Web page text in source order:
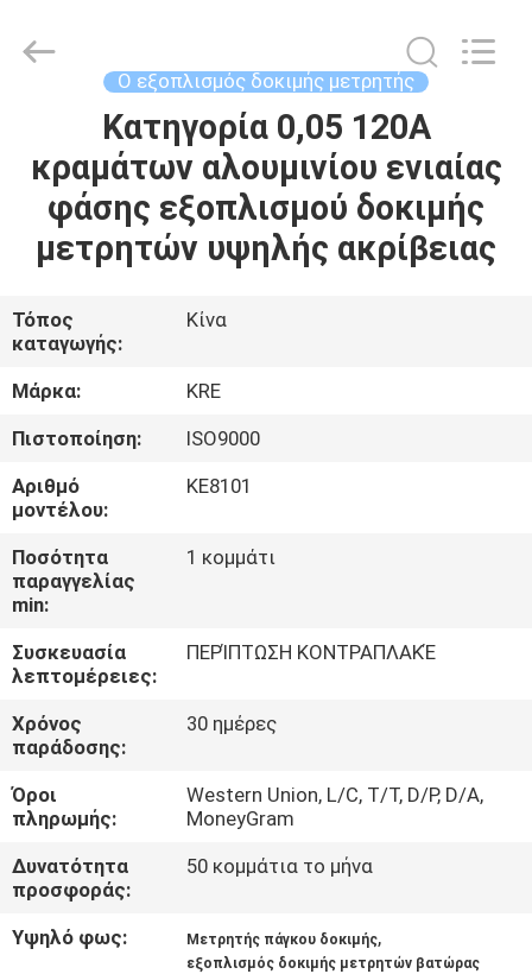
ΠΡΟΪΌΝΤΑ
ΠΕΡΊΠΟΥ
ΕΜΕΊΣ
ΓΎΡΟΣ
ΕΡΓΟΣΤΑΣΊΩΝ
ΠΟΙΟΤΙΚΌΣ
ΈΛΕΓΧΟΣ
ΕΛΆΤΕ
ΣΕ
ΕΠΑΦΉ
ΜΕ
ΖΗΤΉΣΤΕ
ΈΝΑ
ΑΠΌΣΠΑΣΜΑ
Enterprises
Ο εξοπλισμός δοκιμής μετρητής
Κατηγορία 0,05 120A
κραμάτων αλουμινίου ενιαίας
φάσης εξοπλισμού δοκιμής
μετρητών υψηλής ακρίβειας
Τόπος
καταγωγής:
Κίνα
Μάρκα:
KRE
Πιστοποίηση:
ISO9000
Αριθμό
μοντέλου:
KE8101
Ποσότητα
παραγγελίας
min:
1 κομμάτι
Συσκευασία
λεπτομέρειες:
ΠΕΡΊΠΤΩΣΗ ΚΟΝΤΡΑΠΛΑΚΈ
Χρόνος
παράδοσης:
30 ημέρες
Όροι
πληρωμής:
Western Union, L/C, T/T, D/P, D/A,
MoneyGram
Δυνατότητα
προσφοράς:
50 κομμάτια το μήνα
Υψηλό φως: Μετρητής πάγκου δοκιμής,
εξοπλισμός δοκιμής μετρητών βατώρας